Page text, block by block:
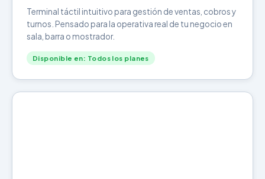
Terminal táctil intuitivo para gestión de ventas, cobros y
turnos. Pensado para la operativa real de tu negocio en
sala, barra o mostrador.
Disponible en: Todos los planes